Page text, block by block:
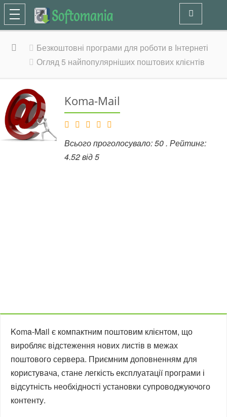
Безкоштовні програми для роботи в Інтернеті
Огляд 5 найпопулярніших поштових клієнтів
Koma-Mail
Всього проголосувало:50. Рейтинг:
4.52від5
Koma-Mail є компактним поштовим клієнтом, що
виробляє відстеження нових листів в межах
поштового сервера. Приємним доповненням для
користувача, стане легкість експлуатації програми і
відсутність необхідності установки супроводжуючого
контенту.